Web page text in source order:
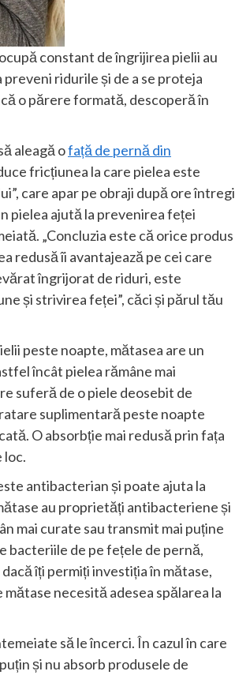
constant de îngrijirea pielii au
ridurile și de a se proteja
o părere formată, descoperă în
aleagă ofață de pernă din
fricțiunea la care pielea este
care apar pe obraji după ore întregi
pielea ajută la prevenirea feței
„Concluzia este că orice produs
redusă îi avantajează pe cei care
îngrijorat de riduri, este
și strivirea feței”, căci și părul tău
peste noapte, mătasea are un
încât pielea rămâne mai
suferă de o piele deosebit de
suplimentară peste noapte
O absorbție mai redusă prin fața
loc.
antibacterian și poate ajuta la
au proprietăți antibacteriene și
mai curate sau transmit mai puține
bacteriile de pe fețele de pernă,
îți permiți investiția în mătase,
necesită adesea spălarea la
să le încerci. În cazul în care
și nu absorb produsele de